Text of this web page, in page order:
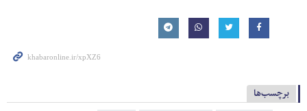
برچسب‌ها